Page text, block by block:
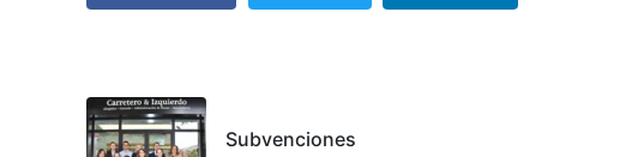
Subvenciones